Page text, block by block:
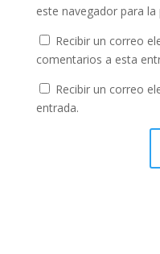
este navegador para
Recibir un correo
comentarios a esta
Recibir un correo
entrada.